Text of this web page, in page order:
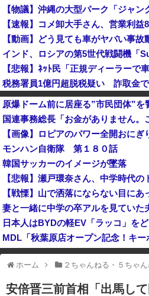
インド、ロシアの第5世代戦闘機「
税務署員1億円超脱税疑い 詐取金
モンハン自衛隊 第１８０話
韓国サッカーのイメージが墜落
【戦慄】山で洒落にならない目に
一部のコンテンツが表示されなくなった
ホーム ２ちゃんねる・５ちゃ
安倍晋三前首相「出馬し